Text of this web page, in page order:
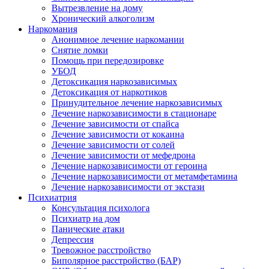
Вытрезвление на дому
Хронический алкоголизм
Наркомания
Анонимное лечение наркомании
Снятие ломки
Помощь при передозировке
УБОД
Детоксикация наркозависимых
Детоксикация от наркотиков
Принудительное лечение наркозависимых
Лечение наркозависимости в стационаре
Лечение зависимости от спайса
Лечение зависимости от кокаина
Лечение зависимости от солей
Лечение зависимости от мефедрона
Лечение наркозависимости от героина
Лечение наркозависимости от метамфетамина
Лечение наркозависимости от экстази
Психиатрия
Консультация психолога
Психиатр на дом
Панические атаки
Депрессия
Тревожное расстройство
Биполярное расстройство (БАР)